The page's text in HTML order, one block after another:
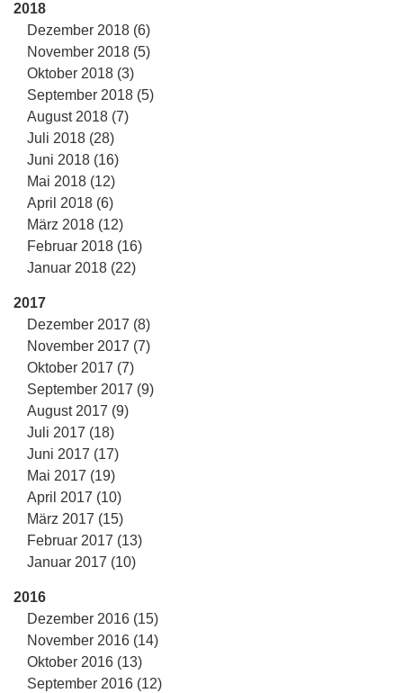
2018
Dezember 2018 (6)
November 2018 (5)
Oktober 2018 (3)
September 2018 (5)
August 2018 (7)
Juli 2018 (28)
Juni 2018 (16)
Mai 2018 (12)
April 2018 (6)
März 2018 (12)
Februar 2018 (16)
Januar 2018 (22)
2017
Dezember 2017 (8)
November 2017 (7)
Oktober 2017 (7)
September 2017 (9)
August 2017 (9)
Juli 2017 (18)
Juni 2017 (17)
Mai 2017 (19)
April 2017 (10)
März 2017 (15)
Februar 2017 (13)
Januar 2017 (10)
2016
Dezember 2016 (15)
November 2016 (14)
Oktober 2016 (13)
September 2016 (12)